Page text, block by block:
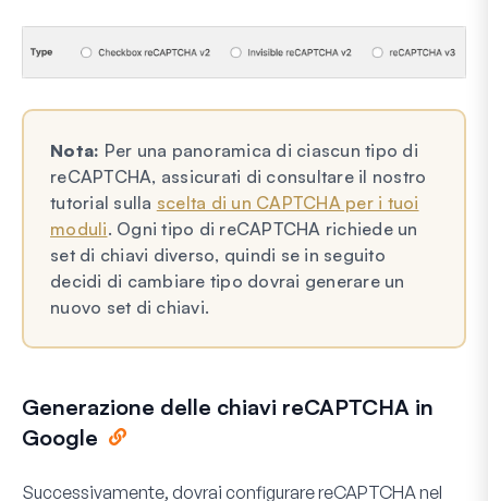
Nota: Per una panoramica di ciascun tipo di
reCAPTCHA, assicurati di consultare il nostro
tutorial sulla scelta di un CAPTCHA per i tuoi
moduli. Ogni tipo di reCAPTCHA richiede un
set di chiavi diverso, quindi se in seguito
decidi di cambiare tipo dovrai generare un
nuovo set di chiavi.
Generazione delle chiavi reCAPTCHA in
Google
Successivamente, dovrai configurare reCAPTCHA nel